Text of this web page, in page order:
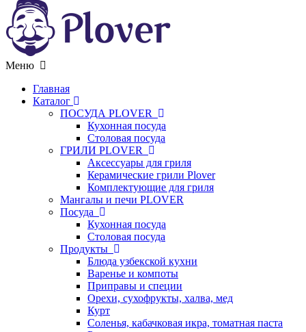
Меню
Главная
Каталог
ПОСУДА PLOVER
Кухонная посуда
Столовая посуда
ГРИЛИ PLOVER
Аксессуары для гриля
Керамические грили Plover
Комплектующие для гриля
Мангалы и печи PLOVER
Посуда
Кухонная посуда
Столовая посуда
Продукты
Блюда узбекской кухни
Варенье и компоты
Приправы и специи
Орехи, сухофрукты, халва, мед
Курт
Соленья, кабачковая икра, томатная паста